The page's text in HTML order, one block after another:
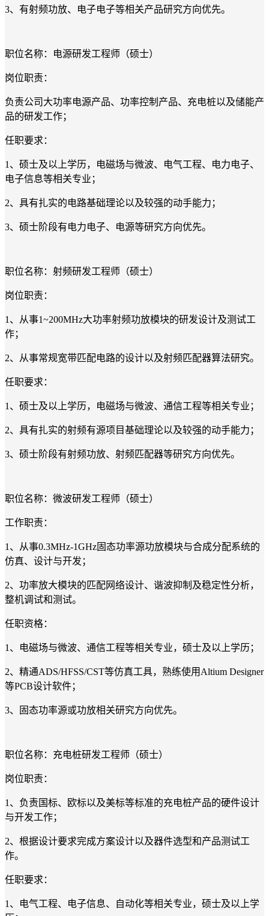
3、有射频功放、电子电子等相关产品研究方向优先。
职位名称：电源研发工程师（硕士）
岗位职责：
负责公司大功率电源产品、功率控制产品、充电桩以及储能产
品的研发工作；
任职要求：
1、硕士及以上学历，电磁场与微波、电气工程、电力电子、
电子信息等相关专业；
2、具有扎实的电路基础理论以及较强的动手能力；
3、硕士阶段有电力电子、电源等研究方向优先。
职位名称：射频研发工程师（硕士）
岗位职责：
1、从事1~200MHz大功率射频功放模块的研发设计及测试工
作；
2、从事常规宽带匹配电路的设计以及射频匹配器算法研究。
任职要求：
1、硕士及以上学历，电磁场与微波、通信工程等相关专业；
2、具有扎实的射频有源项目基础理论以及较强的动手能力；
3、硕士阶段有射频功放、射频匹配器等研究方向优先。
职位名称：微波研发工程师（硕士）
工作职责：
1、从事0.3MHz-1GHz固态功率源功放模块与合成分配系统的
仿真、设计与开发；
2、功率放大模块的匹配网络设计、谐波抑制及稳定性分析，
整机调试和测试。
任职资格：
1、电磁场与微波、通信工程等相关专业，硕士及以上学历；
2、精通ADS/HFSS/CST等仿真工具，熟练使用Altium Designer
等PCB设计软件；
3、固态功率源或功放相关研究方向优先。
职位名称：充电桩研发工程师（硕士）
岗位职责：
1、负责国标、欧标以及美标等标准的充电桩产品的硬件设计
与开发工作；
2、根据设计要求完成方案设计以及器件选型和产品测试工
作。
任职要求：
1、电气工程、电子信息、自动化等相关专业，硕士及以上学